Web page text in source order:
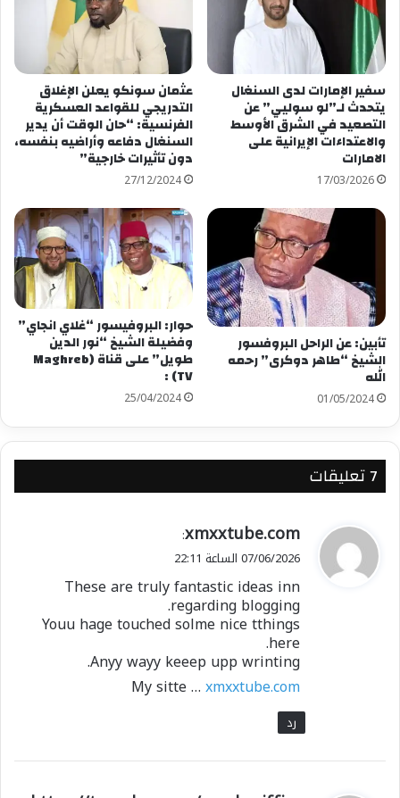
سفير الإمارات لدى السنغال
يتحدث لـ”لو سوليي” عن
التصعيد في الشرق الأوسط
والاعتداءات الإيرانية على
الامارات
17/03/2026
عثمان سونكو يعلن الإغلاق
التدريجي للقواعد العسكرية
الفرنسية: “حان الوقت أن يدير
السنغال دفاعه وأراضيه بنفسه،
دون تأثيرات خارجية”
27/12/2024
تأبين: عن الراحل البروفسور
الشيخ “طاهر دوكرى” رحمه
الله
01/05/2024
حوار: البروفيسور “غلاي انجاي”
وفضيلة الشيخ “نور الدين
طويل” على قناة (Maghreb
TV) :
25/04/2024
‫7 تعليقات
ي
ق
ل
xmxxtube.com
:
07/06/2026 الساعة 22:11
These are truly fantastic ideas inn
regarding blogging.
Youu hage touched solme nice tthings
here.
Anyy wayy keeep upp wrinting.
My sitte …xmxxtube.com
رد